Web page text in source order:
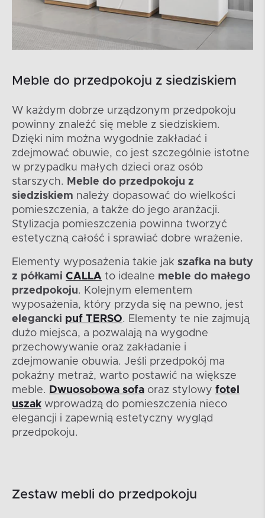
Meble do przedpokoju z siedziskiem
W każdym dobrze urządzonym przedpokoju
powinny znaleźć się meble z siedziskiem.
Dzięki nim można wygodnie zakładać i
zdejmować obuwie, co jest szczególnie istotne
w przypadku małych dzieci oraz osób
starszych.
Meble do przedpokoju z
siedziskiem należy dopasować do wielkości
pomieszczenia, a także do jego aranżacji.
Stylizacja pomieszczenia powinna tworzyć
estetyczną całość i sprawiać dobre wrażenie.
Elementy wyposażenia takie jak szafka na buty
z półkami CALLA to idealne meble do małego
przedpokoju. Kolejnym elementem
wyposażenia, który przyda się na pewno, jest
elegancki puf TERSO. Elementy te nie zajmują
dużo miejsca, a pozwalają na wygodne
przechowywanie oraz zakładanie i
zdejmowanie obuwia. Jeśli przedpokój ma
pokaźny metraż, warto postawić na większe
meble.
Dwuosobowa sofa oraz stylowy fotel
uszak wprowadzą do pomieszczenia nieco
elegancji i zapewnią estetyczny wygląd
przedpokoju.
Zestaw mebli do przedpokoju